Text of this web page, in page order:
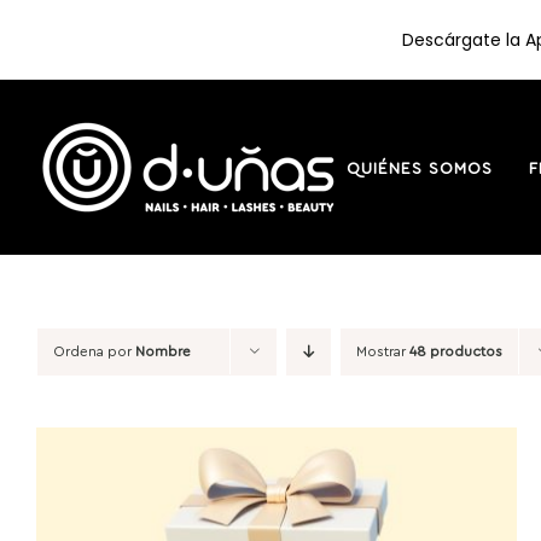
contenido
QUIÉNES SOMOS
Ordena por Nombre Mostrar48 productos
Descárgate la